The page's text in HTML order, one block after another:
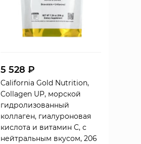
5 528 ₽
California Gold Nutrition,
Collagen UP, морской
гидролизованный
коллаген, гиалуроновая
кислота и витамин C, с
нейтральным вкусом, 206